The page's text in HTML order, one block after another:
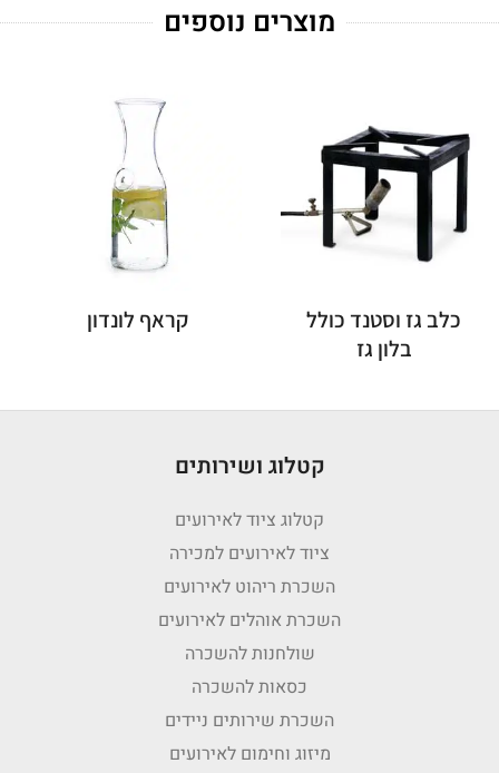
מוצרים נוספים
כלב גז וסטנד כולל
בלון גז
קראף לונדון
קטלוג ושירותים
קטלוג ציוד לאירועים
ציוד לאירועים למכירה
השכרת ריהוט לאירועים
השכרת אוהלים לאירועים
שולחנות להשכרה
כסאות להשכרה
השכרת שירותים ניידים
מיזוג וחימום לאירועים